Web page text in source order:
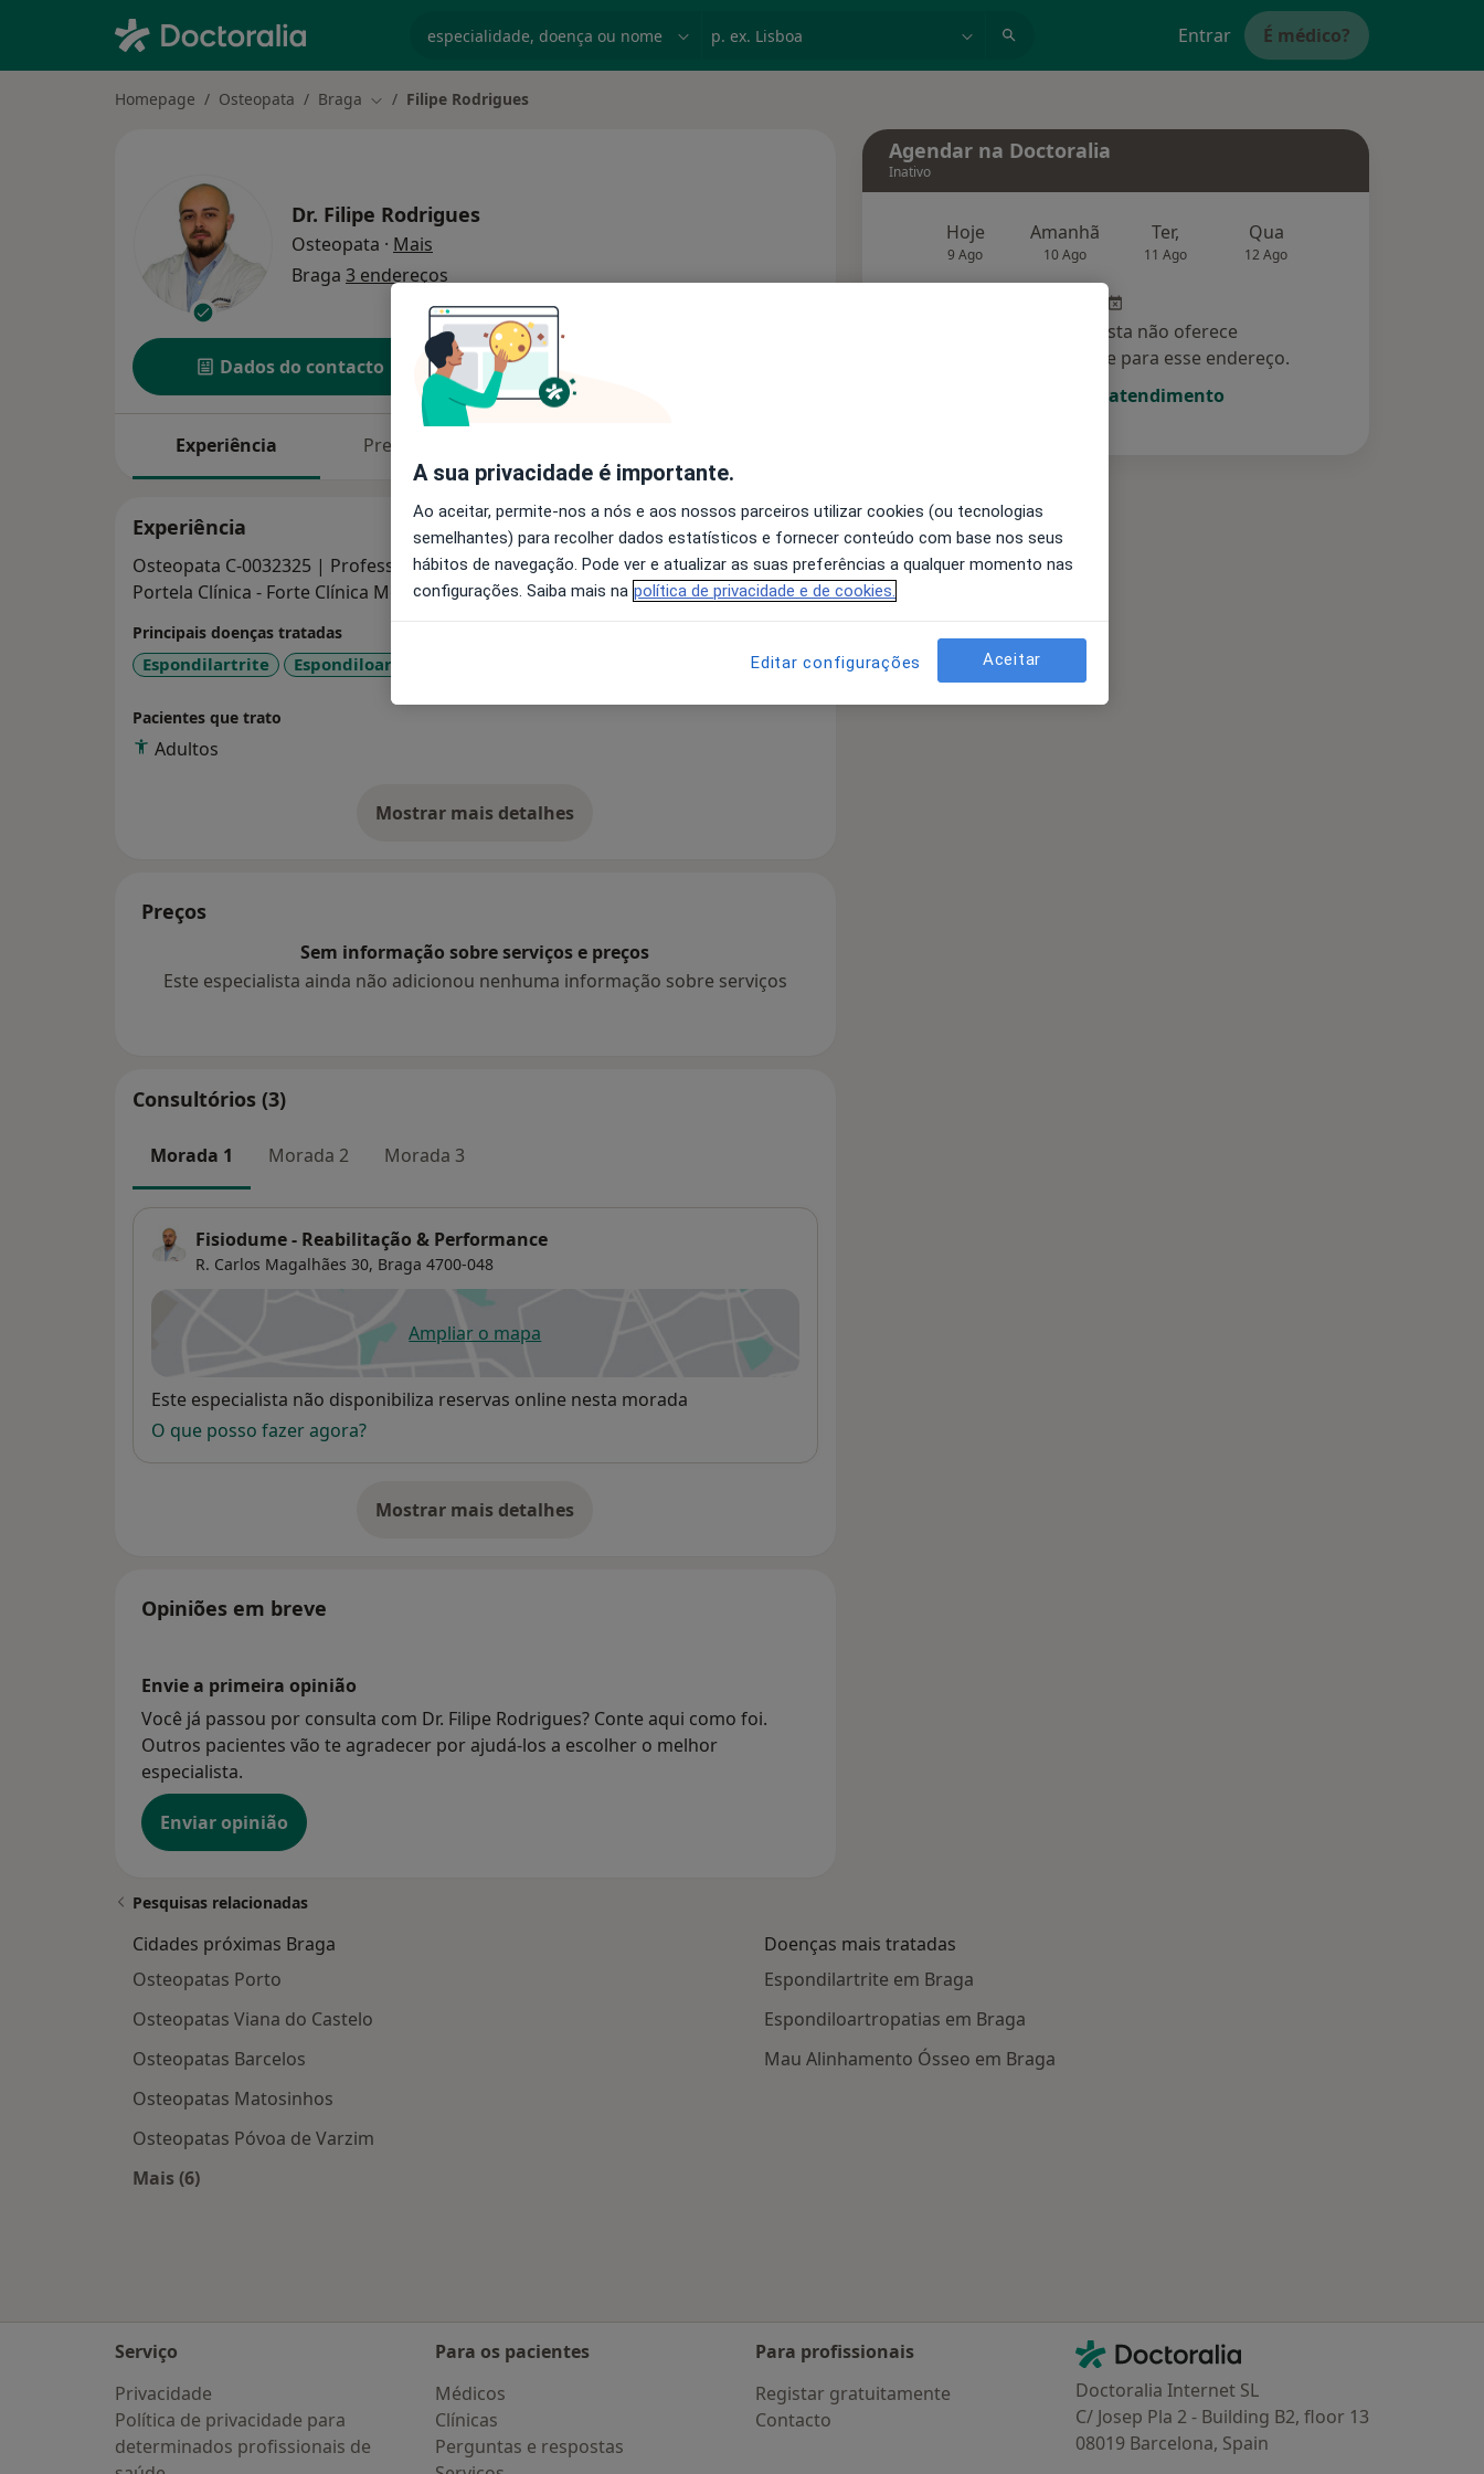
Entrar É médico?
Homepage Osteopata Braga Mudar de cidade
Filipe Rodrigues
Dr. Filipe Rodrigues
Osteopata · Mais
Braga 3 endereços
Dados do contacto
Experiência Preços
Experiência
Osteopata C-0032325 | Professor Assistente CESPU| Clínicas: UCDI - Fisiodume -
Portela Clínica - Forte Clínica Médica Dentária - Clínica do Cruzeiro |
Principais doenças tratadas
Espondilartrite Espondiloartropatias
Pacientes que trato
Adultos
Mostrar mais detalhes
sobre a experiência
Preços
Sem informação sobre serviços e preços
Este especialista ainda não adicionou nenhuma informação sobre serviços
Consultórios (3)
Morada 1 Morada 2 Morada 3
Fisiodume - Reabilitação & Performance
R. Carlos Magalhães 30, Braga 4700-048
Ampliar o mapaabre num novo separador
Disponibilidade
Este especialista não disponibiliza reservas online nesta morada
O que posso fazer agora?
Mostrar mais detalhes
sobre o endereço
Opiniões em breve
Envie a primeira opinião
Você já passou por consulta com Dr. Filipe Rodrigues? Conte aqui como foi.
Outros pacientes vão te agradecer por ajudá-los a escolher o melhor
especialista.
Enviar opinião
Agendar na Doctoralia
Inativo
Hoje
9 Ago
Amanhã
10 Ago
Ter,
11 Ago
Qua
12 Ago
Esse especialista não oferece
agendamento online para esse endereço.
Solicite um atendimento
Pesquisas relacionadas
Cidades próximas Braga
Osteopatas Porto
Osteopatas Viana do Castelo
Osteopatas Barcelos
Osteopatas Matosinhos
Osteopatas Póvoa de Varzim
Mais (6)
Doenças mais tratadas
Espondilartrite em Braga
Espondiloartropatias em Braga
Mau Alinhamento Ósseo em Braga
Serviço
Privacidade
Política de privacidade para
determinados profissionais de
Para os pacientes
Médicos
Clínicas
Perguntas e respostas
Para profissionais
Registar gratuitamente
Contacto
Contacto
Doctoralia - Homepage
Doctoralia Internet SL
C/ Josep Pla 2 - Building B2, floor 13
08019 Barcelona, Spain
A sua privacidade é importante.
Ao aceitar, permite-nos a nós e aos nossos parceiros utilizar cookies (ou tecnologias
semelhantes) para recolher dados estatísticos e fornecer conteúdo com base nos seus
hábitos de navegação. Pode ver e atualizar as suas preferências a qualquer momento nas
configurações. Saiba mais na política de privacidade e de cookies.
Editar configurações Aceitar